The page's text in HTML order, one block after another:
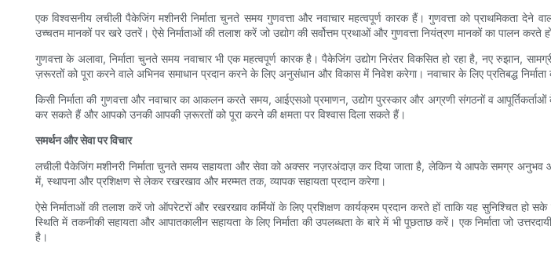
एक विश्वसनीय लचीली पैकेजिंग मशीनरी निर्माता चुनते समय गुणवत्ता और नवाचार महत्वपूर्ण कारक हैं। गुणवत्ता को प्राथमिकता
उच्चतम मानकों पर खरे उतरें। ऐसे निर्माताओं की तलाश करें जो उद्योग की सर्वोत्तम प्रथाओं और गुणवत्ता नियंत्रण मानकों का पालन
गुणवत्ता के अलावा, निर्माता चुनते समय नवाचार भी एक महत्वपूर्ण कारक है। पैकेजिंग उद्योग निरंतर विकसित हो रहा है, नए रुझान,
ज़रूरतों को पूरा करने वाले अभिनव समाधान प्रदान करने के लिए अनुसंधान और विकास में निवेश करेगा। नवाचार के लिए प्रतिबद्ध
किसी निर्माता की गुणवत्ता और नवाचार का आकलन करते समय, आईएसओ प्रमाणन, उद्योग पुरस्कार और अग्रणी संगठनों व
कर सकते हैं और आपको उनकी आपकी ज़रूरतों को पूरा करने की क्षमता पर विश्वास दिला सकते हैं।
समर्थन और सेवा पर विचार
लचीली पैकेजिंग मशीनरी निर्माता चुनते समय सहायता और सेवा को अक्सर नज़रअंदाज़ कर दिया जाता है, लेकिन ये आपके समग्र
में, स्थापना और प्रशिक्षण से लेकर रखरखाव और मरम्मत तक, व्यापक सहायता प्रदान करेगा।
ऐसे निर्माताओं की तलाश करें जो ऑपरेटरों और रखरखाव कर्मियों के लिए प्रशिक्षण कार्यक्रम प्रदान करते हों ताकि यह
स्थिति में तकनीकी सहायता और आपातकालीन सहायता के लिए निर्माता की उपलब्धता के बारे में भी पूछताछ करें। एक निर्माता जो
है।